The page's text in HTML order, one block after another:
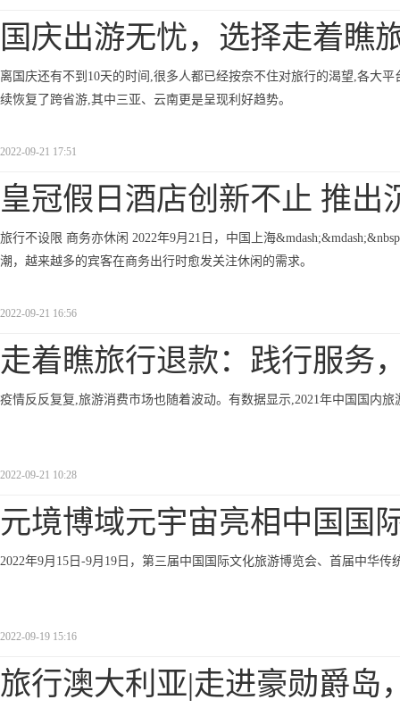
国庆出游无忧，选择走着瞧
离国庆还有不到10天的时间,很多人都已经按奈不住对旅行的渴望,各大
续恢复了跨省游,其中三亚、云南更是呈现利好趋势。
2022-09-21 17:51
皇冠假日酒店创新不止 推出
旅行不设限 商务亦休闲 2022年9月21日，中国上海
潮，越来越多的宾客在商务出行时愈发关注休闲的需求。
2022-09-21 16:56
走着瞧旅行退款：践行服务
疫情反反复复,旅游消费市场也随着波动。有数据显示,2021年中国国内
2022-09-21 10:28
元境博域元宇宙亮相中国国
2022年9月15日-9月19日，第三届中国国际文化旅游博览会、首届中华传
2022-09-19 15:16
旅行澳大利亚|走进豪勋爵岛